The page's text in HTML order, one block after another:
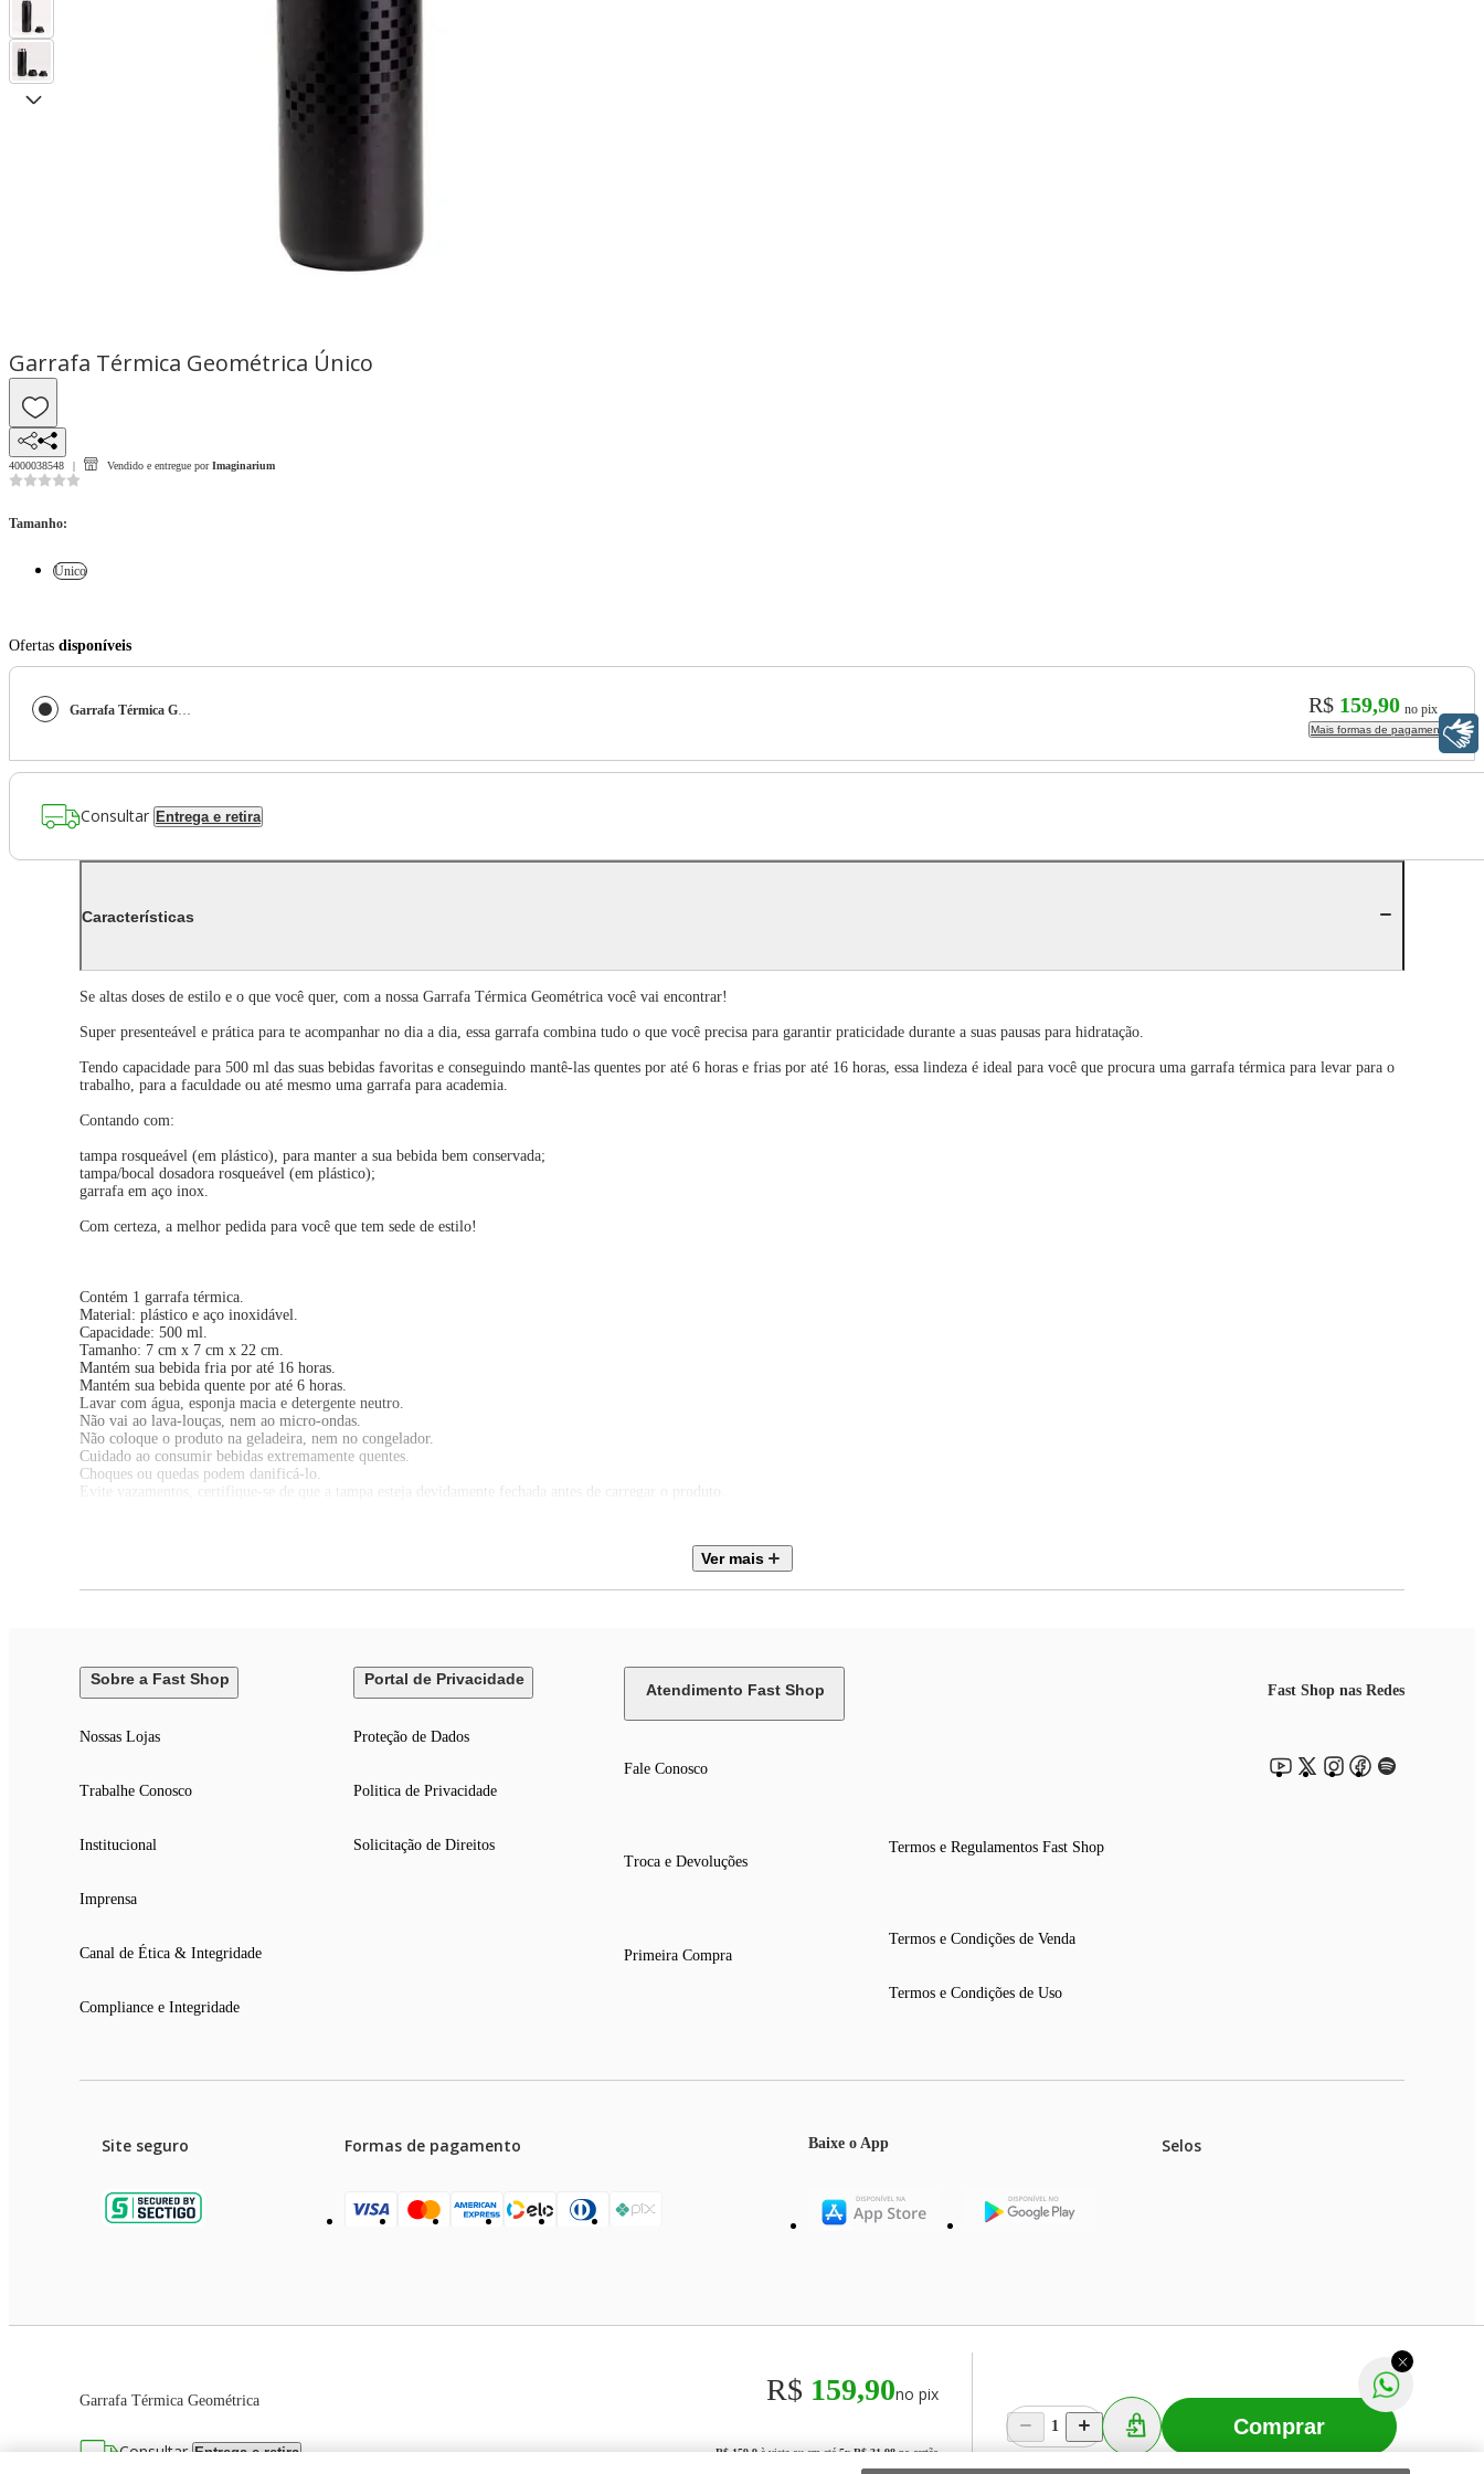
Garrafa Térmica Geométrica
Consultar Entrega e retira
R$ 159,90no pix
R$ 159,9 à vista ou em até 5x R$ 31,98no cartão
1 Comprar
Garrafa Térmica Geométrica Único
4000038548 Vendido e entregue por Imaginarium
Tamanho:
Único
Ofertas disponíveis
Garrafa Térmica Geométrica R$ 159,90 no pix
Mais formas de pagamento
Consultar Entrega e retira
Características
Se altas doses de estilo e o que você quer, com a nossa Garrafa Térmica Geométrica você vai encontrar!
Super presenteável e prática para te acompanhar no dia a dia, essa garrafa combina tudo o que você precisa para garantir praticidade durante a suas pausas para hidratação.
Tendo capacidade para 500 ml das suas bebidas favoritas e conseguindo mantê-las quentes por até 6 horas e frias por até 16 horas, essa lindeza é ideal para você que procura uma garrafa térmica para levar para o
trabalho, para a faculdade ou até mesmo uma garrafa para academia.
Contando com:
tampa rosqueável (em plástico), para manter a sua bebida bem conservada;
tampa/bocal dosadora rosqueável (em plástico);
garrafa em aço inox.
Com certeza, a melhor pedida para você que tem sede de estilo!
Contém 1 garrafa térmica.
Material: plástico e aço inoxidável.
Capacidade: 500 ml.
Tamanho: 7 cm x 7 cm x 22 cm.
Mantém sua bebida fria por até 16 horas.
Mantém sua bebida quente por até 6 horas.
Lavar com água, esponja macia e detergente neutro.
Não vai ao lava-louças, nem ao micro-ondas.
Não coloque o produto na geladeira, nem no congelador.
Cuidado ao consumir bebidas extremamente quentes.
Choques ou quedas podem danificá-lo.
Evite vazamentos, certifique-se de que a tampa esteja devidamente fechada antes de carregar o produto.
Ver mais
Sobre a Fast Shop
Nossas Lojas
Trabalhe Conosco
Institucional
Imprensa
Canal de Ética & Integridade
Compliance e Integridade
Portal de Privacidade
Proteção de Dados
Politica de Privacidade
Solicitação de Direitos
Atendimento Fast Shop
Fale Conosco
Troca e Devoluções
Primeira Compra
Termos e Regulamentos Fast Shop
Termos e Condições de Venda
Termos e Condições de Uso
Fast Shop nas Redes
Site seguro Formas de pagamento Baixe o App Selos
Preços e condições de pagamento válidos exclusivamente para compras efetuadas no site, podendo diferir na rede de lojas físicas.
As imagens dos produtos são meramente ilustrativas. Todos os preços e condições comerciais estão sujeitos a alteração sem aviso prévio. Fast Shop S. A. CNPJ: 43.708.379/0001-
Selecionar os Cookies
Libras